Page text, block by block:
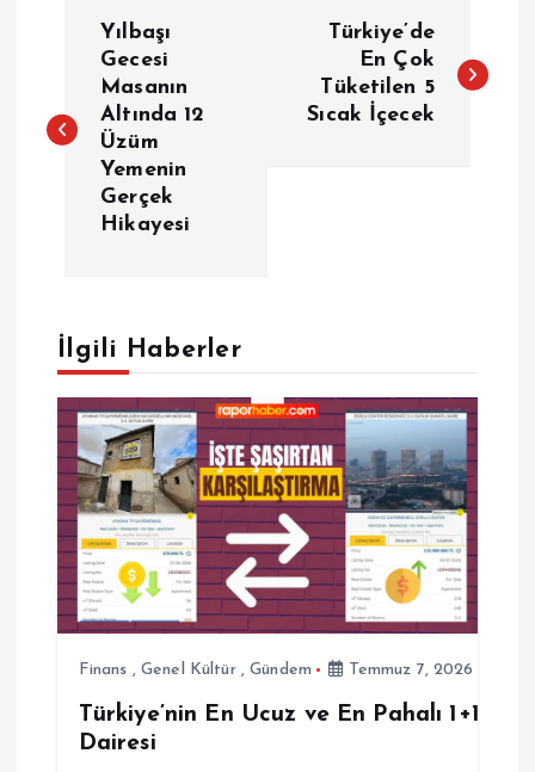
z
z
n
m
e
Yılbaşı
Gecesi
Masanın
Altında 12
Üzüm
Yemenin
Gerçek
Hikayesi
Türkiye’de
En Çok
Tüketilen 5
Sıcak İçecek
İlgili Haberler
Finans ,Genel Kültür,Gündem Temmuz 7, 2026
Türkiye’nin En Ucuz ve En Pahalı 1+1
Dairesi